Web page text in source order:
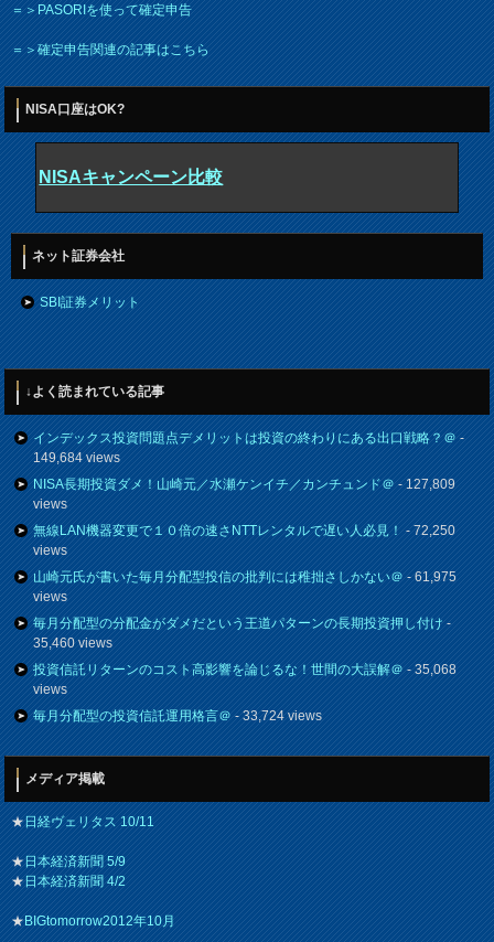
＝＞PASORIを使って確定申告
＝＞確定申告関連の記事はこちら
NISA口座はOK?
NISAキャンペーン比較
ネット証券会社
SBI証券メリット
↓よく読まれている記事
インデックス投資問題点デメリットは投資の終わりにある出口戦略？＠-
149,684 views
NISA長期投資ダメ！山崎元／水瀬ケンイチ／カンチュンド＠- 127,809
views
無線LAN機器変更で１０倍の速さNTTレンタルで遅い人必見！- 72,250
views
山崎元氏が書いた毎月分配型投信の批判には稚拙さしかない＠- 61,975
views
毎月分配型の分配金がダメだという王道パターンの長期投資押し付け-
35,460 views
投資信託リターンのコスト高影響を論じるな！世間の大誤解＠- 35,068
views
毎月分配型の投資信託運用格言＠- 33,724 views
メディア掲載
★日経ヴェリタス 10/11
★日本経済新聞 5/9
★日本経済新聞 4/2
★BIGtomorrow2012年10月